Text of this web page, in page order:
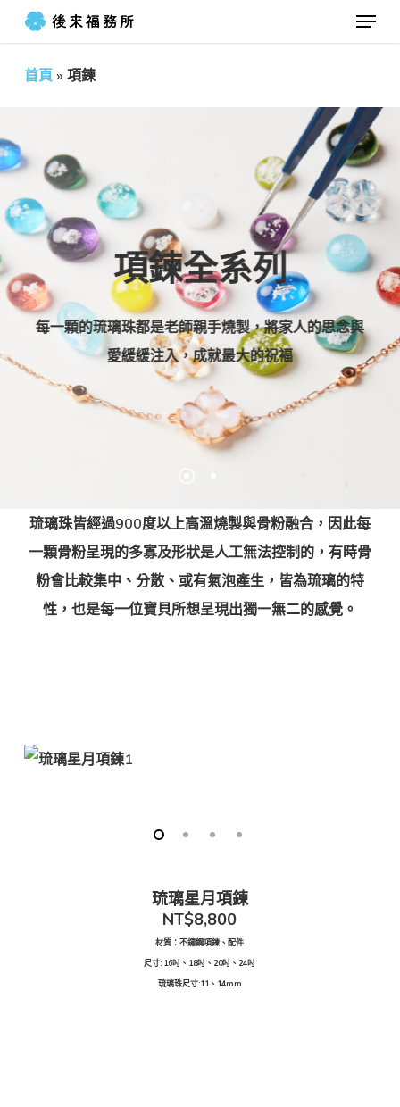
Skip
main
Menu
首頁» 項鍊
項鍊全系列
每一顆的琉璃珠都是老師親手燒製，將家人的思念與
愛緩緩注入，成就最大的祝褔
琉璃珠皆經過900度以上高溫燒製與骨粉融合，因此每
一顆骨粉呈現的多寡及形狀是人工無法控制的，有時骨
粉會比較集中、分散、或有氣泡產生，皆為琉璃的特
性，也是每一位寶貝所想呈現出獨一無二的感覺。
琉璃星月項鍊
NT$8,800
材質：不鏽鋼項鍊、配件
尺寸: 16吋、18吋、20吋、24吋
琉璃珠尺寸:11、14mm